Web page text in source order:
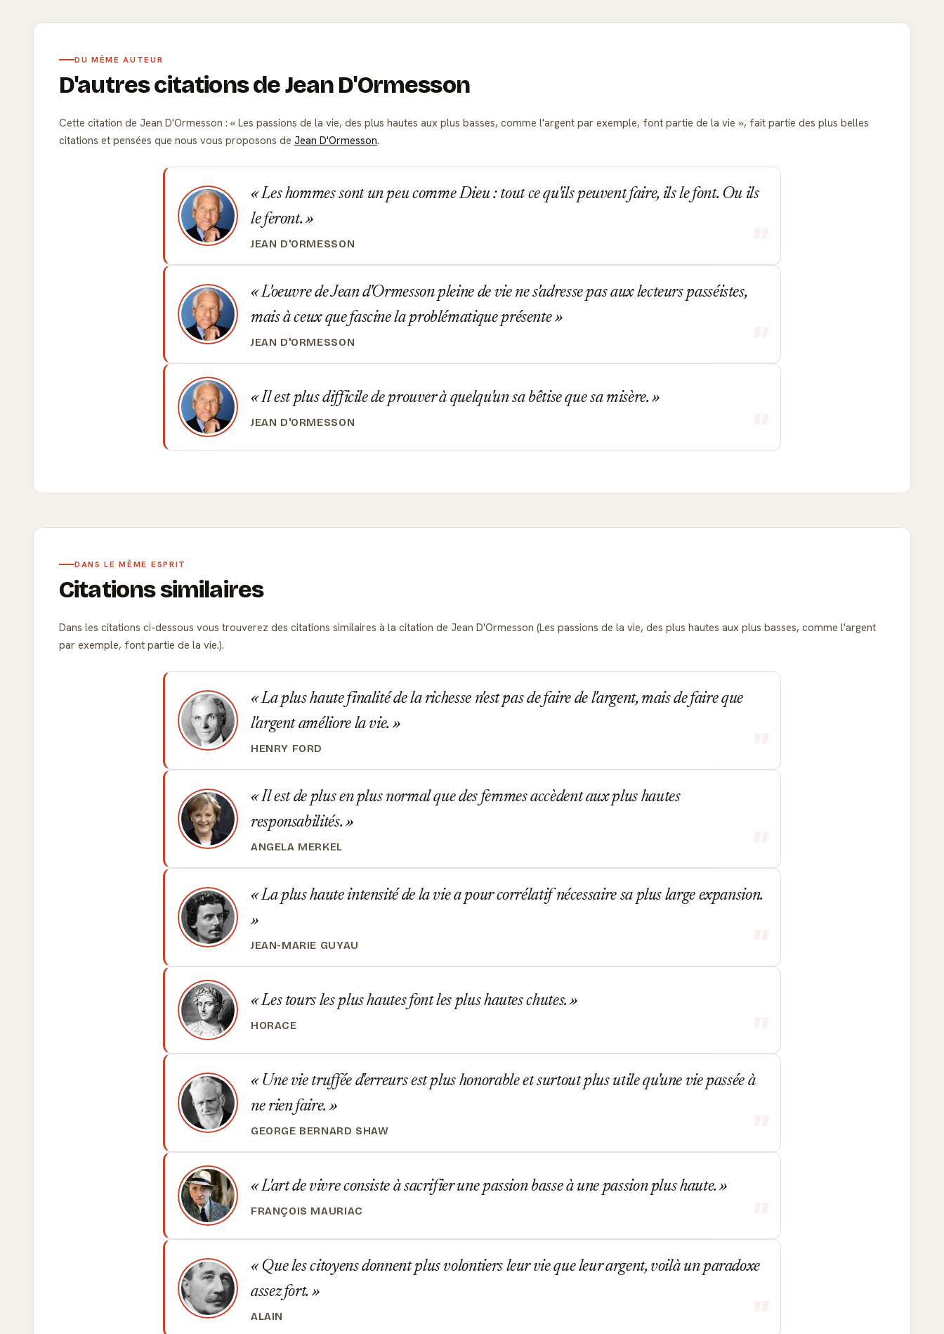
DU MÊME AUTEUR
D'autres citations de Jean D'Ormesson
Cette citation de Jean D'Ormesson : Les passions de la vie, des plus hautes aux plus basses, comme l'argent par exemple, font partie de la vie
, fait partie des plus belles
citations et pensées que nous vous proposons de Jean D'Ormesson.
Les hommes sont un peu comme Dieu : tout ce qu'ils peuvent faire, ils le font. Ou ils
le feront.
JEAN D'ORMESSON
L'oeuvre de Jean d'Ormesson pleine de vie ne s'adresse pas aux lecteurs passéistes,
mais à ceux que fascine la problématique présente
JEAN D'ORMESSON
Il est plus difficile de prouver à quelqu'un sa bêtise que sa misère.
JEAN D'ORMESSON
DANS LE MÊME ESPRIT
Citations similaires
Dans les citations ci-dessous vous trouverez des citations similaires à la citation de Jean D'Ormesson (Les passions de la vie, des plus hautes aux plus basses, comme l'argent
par exemple, font partie de la vie.).
La plus haute finalité de la richesse n'est pas de faire de l'argent, mais de faire que
l'argent améliore la vie.
HENRY FORD
Il est de plus en plus normal que des femmes accèdent aux plus hautes
responsabilités.
ANGELA MERKEL
La plus haute intensité de la vie a pour corrélatif nécessaire sa plus large expansion.
JEAN-MARIE GUYAU
Les tours les plus hautes font les plus hautes chutes.
HORACE
Une vie truffée d'erreurs est plus honorable et surtout plus utile qu'une vie passée à
ne rien faire.
GEORGE BERNARD SHAW
L'art de vivre consiste à sacrifier une passion basse à une passion plus haute.
FRANÇOIS MAURIAC
Que les citoyens donnent plus volontiers leur vie que leur argent, voilà un paradoxe
assez fort.
ALAIN